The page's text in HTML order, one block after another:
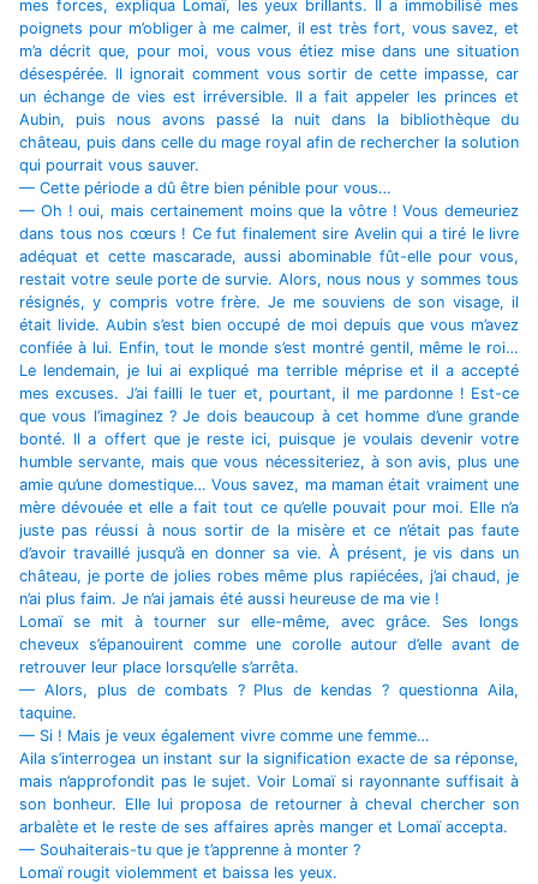
mes forces, expliqua Lomaï, les yeux brillants. Il a immobilisé mes
poignets pour m’obliger à me calmer, il est très fort, vous savez, et
m’a décrit que, pour moi, vous vous étiez mise dans une situation
désespérée. Il ignorait comment vous sortir de cette impasse, car
un échange de vies est irréversible. Il a fait appeler les princes et
Aubin, puis nous avons passé la nuit dans la bibliothèque du
château, puis dans celle du mage royal afin de rechercher la solution
qui pourrait vous sauver.
— Cette période a dû être bien pénible pour vous…
— Oh ! oui, mais certainement moins que la vôtre ! Vous demeuriez
dans tous nos cœurs ! Ce fut finalement sire Avelin qui a tiré le livre
adéquat et cette mascarade, aussi abominable fût-elle pour vous,
restait votre seule porte de survie. Alors, nous nous y sommes tous
résignés, y compris votre frère. Je me souviens de son visage, il
était livide. Aubin s’est bien occupé de moi depuis que vous m’avez
confiée à lui. Enfin, tout le monde s’est montré gentil, même le roi…
Le lendemain, je lui ai expliqué ma terrible méprise et il a accepté
mes excuses. J’ai failli le tuer et, pourtant, il me pardonne ! Est-ce
que vous l’imaginez ? Je dois beaucoup à cet homme d’une grande
bonté. Il a offert que je reste ici, puisque je voulais devenir votre
humble servante, mais que vous nécessiteriez, à son avis, plus une
amie qu’une domestique… Vous savez, ma maman était vraiment une
mère dévouée et elle a fait tout ce qu’elle pouvait pour moi. Elle n’a
juste pas réussi à nous sortir de la misère et ce n’était pas faute
d’avoir travaillé jusqu’à en donner sa vie. À présent, je vis dans un
château, je porte de jolies robes même plus rapiécées, j’ai chaud, je
n’ai plus faim. Je n’ai jamais été aussi heureuse de ma vie !
Lomaï se mit à tourner sur elle-même, avec grâce. Ses longs
cheveux s’épanouirent comme une corolle autour d’elle avant de
retrouver leur place lorsqu’elle s’arrêta.
— Alors, plus de combats ? Plus de kendas ? questionna Aila,
taquine.
— Si ! Mais je veux également vivre comme une femme…
Aila s’interrogea un instant sur la signification exacte de sa réponse,
mais n’approfondit pas le sujet. Voir Lomaï si rayonnante suffisait à
son bonheur. Elle lui proposa de retourner à cheval chercher son
arbalète et le reste de ses affaires après manger et Lomaï accepta.
— Souhaiterais-tu que je t’apprenne à monter ?
Lomaï rougit violemment et baissa les yeux.